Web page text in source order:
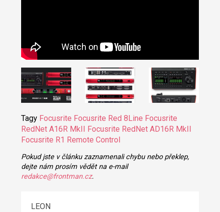
Tagy Focusrite Focusrite Red 8Line Focusrite
RedNet A16R MkII Focusrite RedNet AD16R MkII
Focusrite R1 Remote Control
Pokud jste v článku zaznamenali chybu nebo překlep,
dejte nám prosím vědět na e-mail
redakce@frontman.cz.
LEON